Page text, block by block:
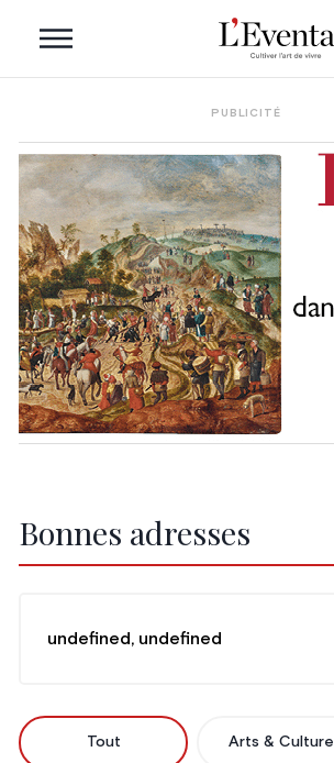
PUBLICITÉ
Bonnes adresses
undefined, undefined
Tout Arts & Culture